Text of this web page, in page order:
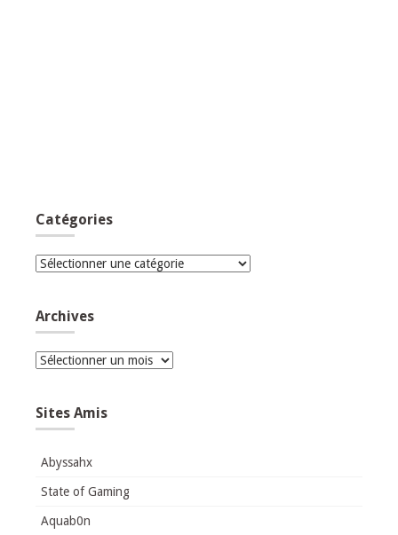
Catégories
Catégories
Archives
Archives
Sites Amis
Abyssahx
State of Gaming
Aquab0n